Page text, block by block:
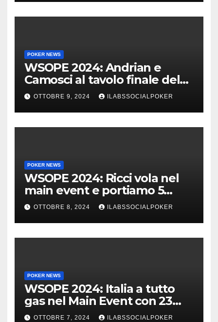
POKER NEWS
WSOPE 2024: Andrian e
Camosci al tavolo finale del
Main, vai Italia!!!
OTTOBRE 9, 2024 ILABSSOCIALPOKER
POKER NEWS
WSOPE 2024: Ricci vola nel
main event e portiamo 5
azzurri al day 4
OTTOBRE 8, 2024 ILABSSOCIALPOKER
POKER NEWS
WSOPE 2024: Italia a tutto
gas nel Main Event con 23
azzurri al day 3
OTTOBRE 7, 2024 ILABSSOCIALPOKER